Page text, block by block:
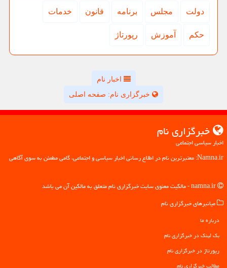
دولت مجلس برنامه قانون خدمات
حكم آموزش رپورتاژ
اخبار نام
خبرگزاری نام: صفحه اصلی
خبرگزاری نام
اخبار سیاسی اجتماعی
Namna.ir: معتبرترین نام در اطلاع رسانی اخبار سیاسی و اجتماعی، گامی مطمئن به سوی آگاهی
میانبرهای خبرگزاری نام
درباره ما
بک لینک در خبرگزاری نام
رپورتاژ در خبرگزاری نام